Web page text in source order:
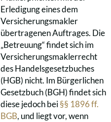
Erledigung eines dem
Versicherungsmakler
übertragenen Auftrages. Die
„Betreuung“ findet sich im
Versicherungsmaklerrecht
des Handelsgesetzbuches
(HGB) nicht. Im Bürgerlichen
Gesetzbuch (BGH) findet sich
diese jedoch bei§§ 1896 ff.
BGB, und liegt vor, wenn